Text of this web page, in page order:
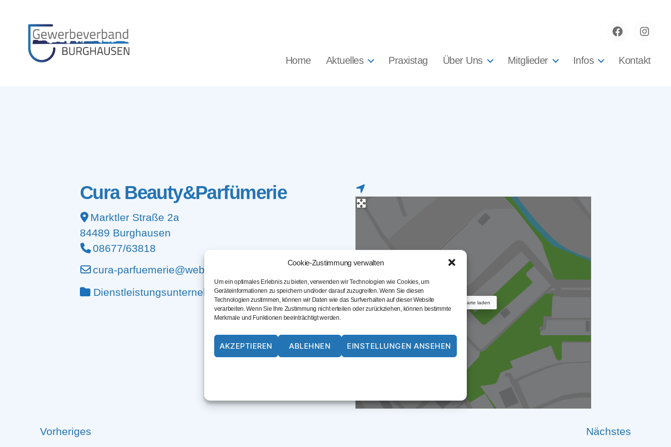
Cookie-Zustimmung verwalten
Um ein optimales Erlebnis zu bieten, verwenden wir Technologien wie Cookies, um
Geräteinformationen zu speichern und/oder darauf zuzugreifen. Wenn Sie diesen
Technologien zustimmen, können wir Daten wie das Surfverhalten auf dieser Website
verarbeiten. Wenn Sie Ihre Zustimmung nicht erteilen oder zurückziehen, können bestimmte
Merkmale und Funktionen beeinträchtigt werden.
AKZEPTIEREN ABLEHNEN EINSTELLUNGEN ANSEHEN
Facebook
Home Aktuelles Praxistag Über Uns Mitglieder Infos Kontakt
Cura Beauty&Parfümerie
Marktler Straße 2a
84489 Burghausen
08677/63818
cura-parfuemerie@web.de
Dienstleistungsunternehmen
Karte laden
Vorheriges Nächstes